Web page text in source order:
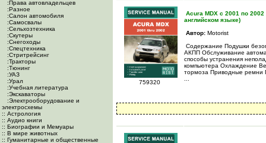
:Права автовладельцев
:Разное
:Салон автомобиля
:Самосвалы
:Сельхозтехника
:Скутеры
:Снегоходы
:Спецтехника
:Стритрейсинг
:Тракторы
:Тюнинг
:УАЗ
:Урал
:Учебная литература
:Экскаваторы
:Электрооборудование и
электросхемы
:: Астрология
:: Аудио книги
:: Биографии и Мемуары
:: В мире животных
:: Гуманитарные и общественные
759320
Acura MDX c 2001 по 2002
английском языке)
Автор: Motorist
Содержание Подушки
АКПП Обслуживание
способы устранения
компьютера Охлаждение
тормоза Приводные ремни